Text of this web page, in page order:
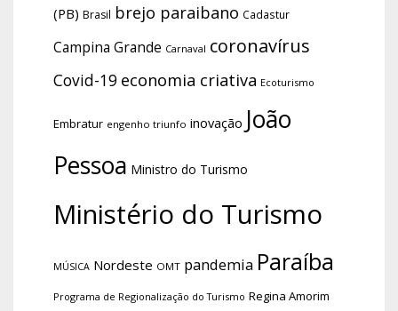
(PB) Brasil brejo paraibano Cadastur
Campina Grande Carnaval coronavírus
Covid-19 economia criativa Ecoturismo
Embratur engenho triunfo inovação João
Pessoa Ministro do Turismo
Ministério do Turismo
MÚSICA Nordeste OMT pandemia Paraíba
Programa de Regionalização do Turismo Regina Amorim